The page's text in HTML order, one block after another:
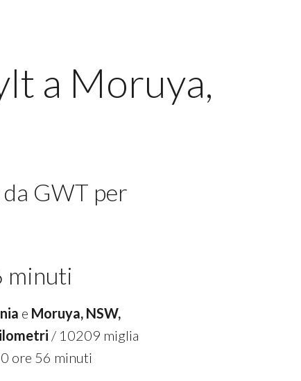
a Moruya,
GWT per
minuti
e Moruya, NSW,
/ 10209 miglia
ore 56 minuti